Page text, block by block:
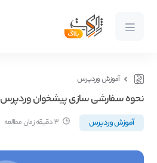
آموزش وردپرس
نحوه سفارشی سازی پیشخوان وردپرس
آموزش وردپرس 3 دقیقه زمان مطالعه